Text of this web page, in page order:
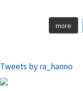
more
Tweets by ra_hanno